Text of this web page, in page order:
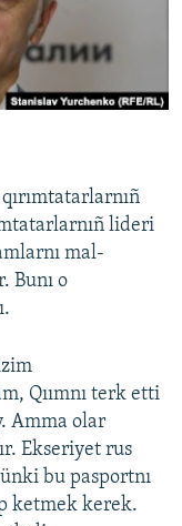
lideri
mal-
Bunı o
Qıımnı terk etti
Amma olar
Ekseriyet rus
bu pasportnı
ketmek kerek.